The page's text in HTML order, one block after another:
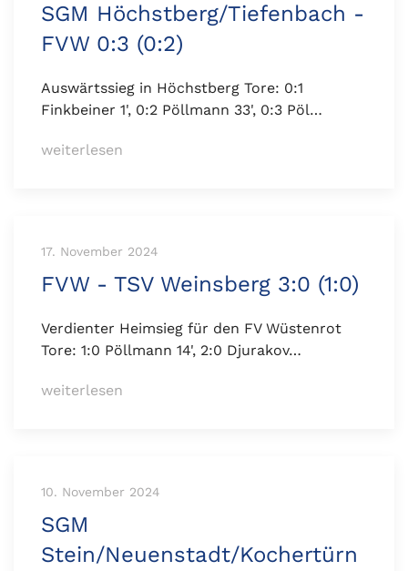
SGM Höchstberg/Tiefenbach -
FVW 0:3 (0:2)
Auswärtssieg in Höchstberg Tore: 0:1
Finkbeiner 1', 0:2 Pöllmann 33', 0:3 Pöl…
weiterlesen
17. November 2024
FVW - TSV Weinsberg 3:0 (1:0)
Verdienter Heimsieg für den FV Wüstenrot
Tore: 1:0 Pöllmann 14', 2:0 Djurakov…
weiterlesen
10. November 2024
SGM
Stein/Neuenstadt/Kochertürn